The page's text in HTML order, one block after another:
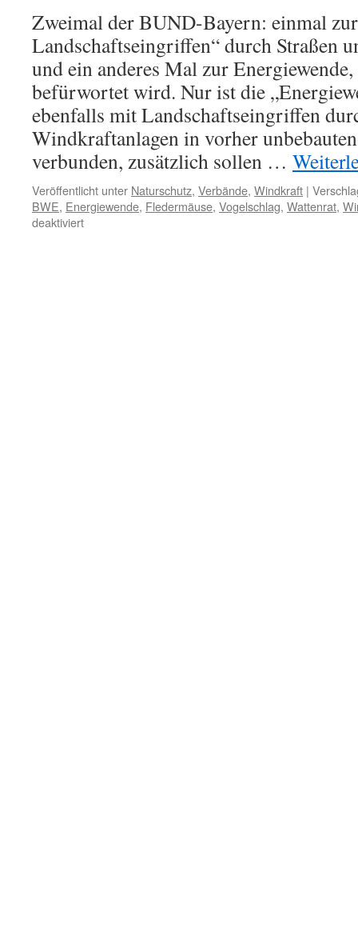
Zweimal der BUND-Bayern: einmal
Landschaftseingriffen“ durch Straßen
und ein anderes Mal zur
befürwortet wird. Nur ist die
ebenfalls mit Landschaftseingriffen
Windkraftanlagen in vorher
verbunden, zusätzlich sollen …
Veröffentlicht unter Naturschutz, Verbände, Windkraft |
BWE, Energiewende, Fledermäuse, Vogelschlag, Wattenrat,
deaktiviertfür